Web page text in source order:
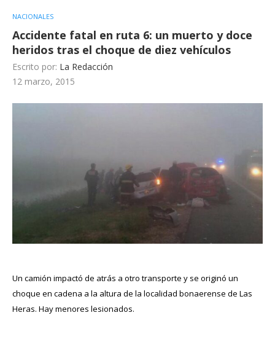
NACIONALES
Accidente fatal en ruta 6: un muerto y doce
heridos tras el choque de diez vehículos
Escrito por: La Redacción
12 marzo, 2015
Un camión impactó de atrás a otro transporte y se originó un
choque en cadena a la altura de la localidad bonaerense de Las
Heras. Hay menores lesionados.